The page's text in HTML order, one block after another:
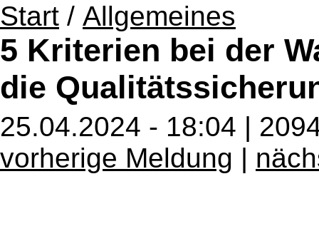
Start / Allgemeines
5 Kriterien bei der
die
25.04.2024 - 18:04 |
vorherige Meldung |